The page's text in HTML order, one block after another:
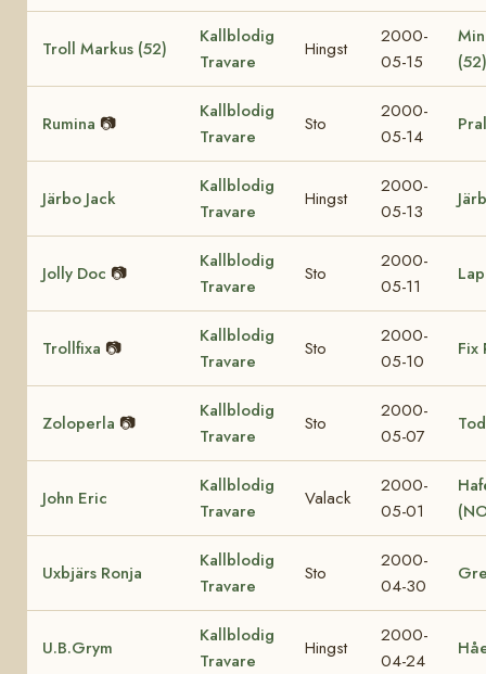
Troll Markus (52)
Kallblodig
Travare
Hingst
2000-
05-15
(52)
Rumina 📷
Kallblodig
Travare
Sto
2000-
05-14
Järbo Jack
Kallblodig
Travare
Hingst
2000-
05-13
Jolly Doc 📷
Kallblodig
Travare
Sto
2000-
05-11
Trollfixa 📷
Kallblodig
Travare
Sto
2000-
05-10
Fix
Zoloperla 📷
Kallblodig
Travare
Sto
2000-
05-07
John Eric
Kallblodig
Travare
Valack
2000-
05-01
Uxbjärs Ronja
Kallblodig
Travare
Sto
2000-
04-30
U.B.Grym
Kallblodig
Travare
Hingst
2000-
04-24